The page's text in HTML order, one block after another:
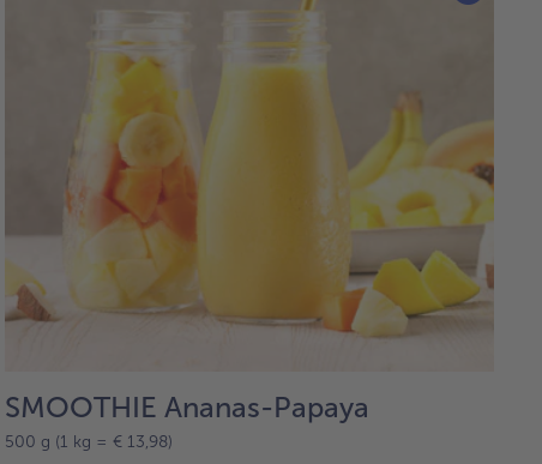
SMOOTHIE Ananas-Papaya
500 g (1 kg = € 13,98)